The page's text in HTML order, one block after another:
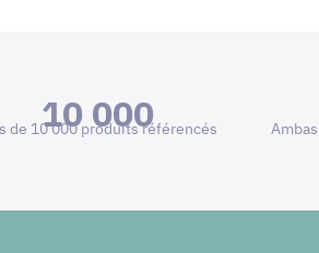
10 000
de 10 000 produits référencés